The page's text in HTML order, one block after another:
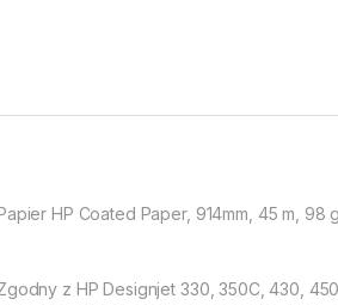
HP Coated Paper, 914mm, 45 m, 98
z HP Designjet 330, 350C, 430,